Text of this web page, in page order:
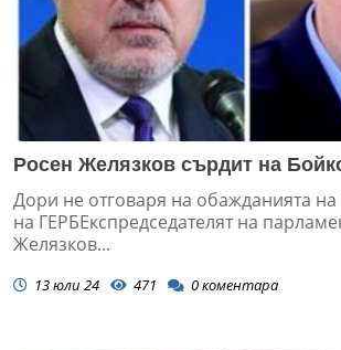
Росен Желязков сърдит на
Дори не отговаря на обажданията на
на ГЕРБЕкспредседателят на
Желязков...
13 юли 24 471 0коментара